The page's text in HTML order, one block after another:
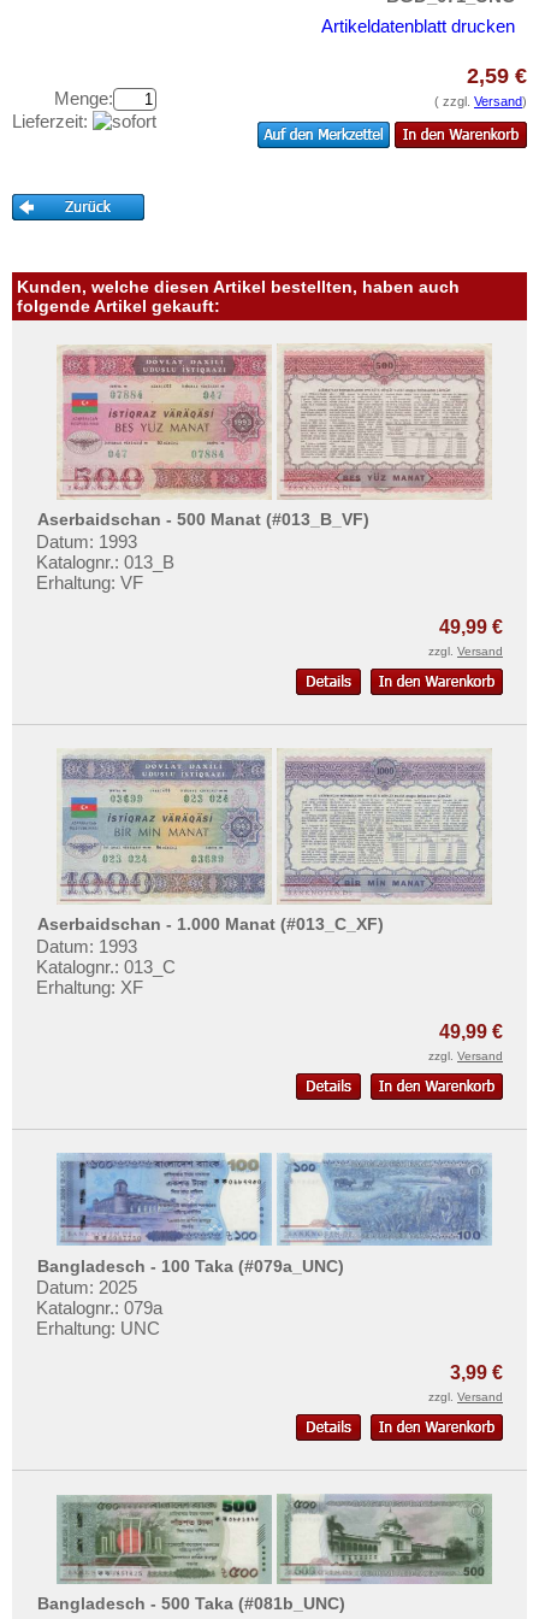
Irak
Iran
Israel
Jemen, Arabische Rep.
Jemen, Demokratische Rep.
Jordanien
Kambodscha
Kasachstan
Katar
Katar und Dubai
Kirgisistan
Korea (alt)
Kuwait
Malaya & Britisch Borneo
Malaysia
Malediven
Mongolei
Myanmar
Nagorny Karabach
Nepal
Pakistan
Philippinen
Portugiesisch Indien
Saudi Arabien
Singapur
Sri Lanka
Tadschikistan
Taiwan
Thailand
Timor
Kataloge
Aufbewahrung
Ihre Bewertungen
Informationen
Preislisten
Ankauf
Erhaltungsgrade
Gratisbanknoten
FAQ
Mehr über...
Zahlungsbedingungen
Impressum
Artikeldatenblatt drucken
Menge:
Lieferzeit:
2,59 €
( zzgl. Versand)
Kunden, welche diesen Artikel bestellten, haben auch
folgende Artikel gekauft:
Aserbaidschan - 500 Manat (#013_B_VF)
Datum: 1993
Katalognr.: 013_B
Erhaltung: VF
49,99 €
zzgl. Versand
Aserbaidschan - 1.000 Manat (#013_C_XF)
Datum: 1993
Katalognr.: 013_C
Erhaltung: XF
49,99 €
zzgl. Versand
Bangladesch - 100 Taka (#079a_UNC)
Datum: 2025
Katalognr.: 079a
Erhaltung: UNC
3,99 €
zzgl. Versand
Bangladesch - 500 Taka (#081b_UNC)